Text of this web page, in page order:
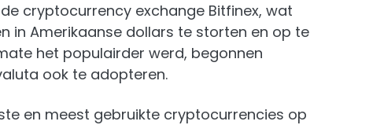
cryptocurrency exchange Bitfinex, wat
in Amerikaanse dollars te storten en op te
het populairder werd, begonnen
ook te adopteren.
en meest gebruikte cryptocurrencies op